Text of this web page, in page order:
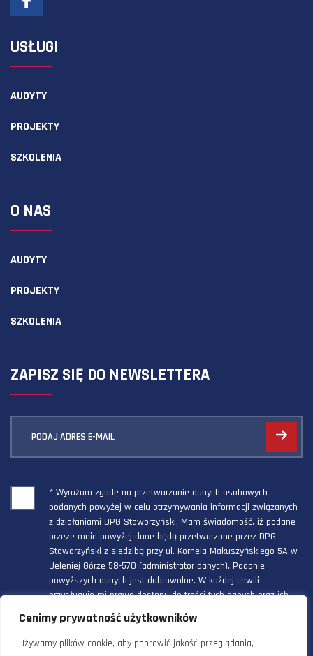
Cenimy prywatność użytkowników
Używamy plików cookie, aby poprawić jakość przeglądania,
USŁUGI
AUDYTY
PROJEKTY
SZKOLENIA
O NAS
AUDYTY
PROJEKTY
SZKOLENIA
ZAPISZ SIĘ DO NEWSLETTERA
PODAJ ADRES E-MAIL
* Wyrażam zgodę na przetwarzanie danych osobowych
podanych powyżej w celu otrzymywania informacji związanych
z działaniami DPG Staworzyński. Mam świadomość, iż podane
przeze mnie powyżej dane będą przetwarzane przez DPG
Staworzyński z siedzibą przy ul. Kornela Makuszyńskiego 5A w
Jeleniej Górze 58-570 (administrator danych). Podanie
powyższych danych jest dobrowolne. W każdej chwili
przysługuje mi prawo dostępu do treści tych danych oraz ich
poprawienia, a powyższa zgoda może być odwołana w każdym
czasie.